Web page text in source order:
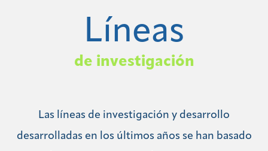
Líneas
de investigación
Las líneas de investigación y desarrollo
desarrolladas en los últimos años se han basado